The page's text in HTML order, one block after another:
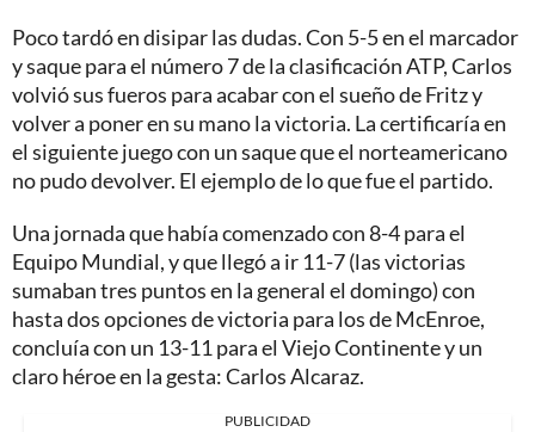
Poco tardó en disipar las dudas. Con 5-5 en el marcador
y saque para el número 7 de la clasificación ATP, Carlos
volvió sus fueros para acabar con el sueño de Fritz y
volver a poner en su mano la victoria. La certificaría en
el siguiente juego con un saque que el norteamericano
no pudo devolver. El ejemplo de lo que fue el partido.
Una jornada que había comenzado con 8-4 para el
Equipo Mundial, y que llegó a ir 11-7 (las victorias
sumaban tres puntos en la general el domingo) con
hasta dos opciones de victoria para los de McEnroe,
concluía con un 13-11 para el Viejo Continente y un
claro héroe en la gesta: Carlos Alcaraz.
PUBLICIDAD